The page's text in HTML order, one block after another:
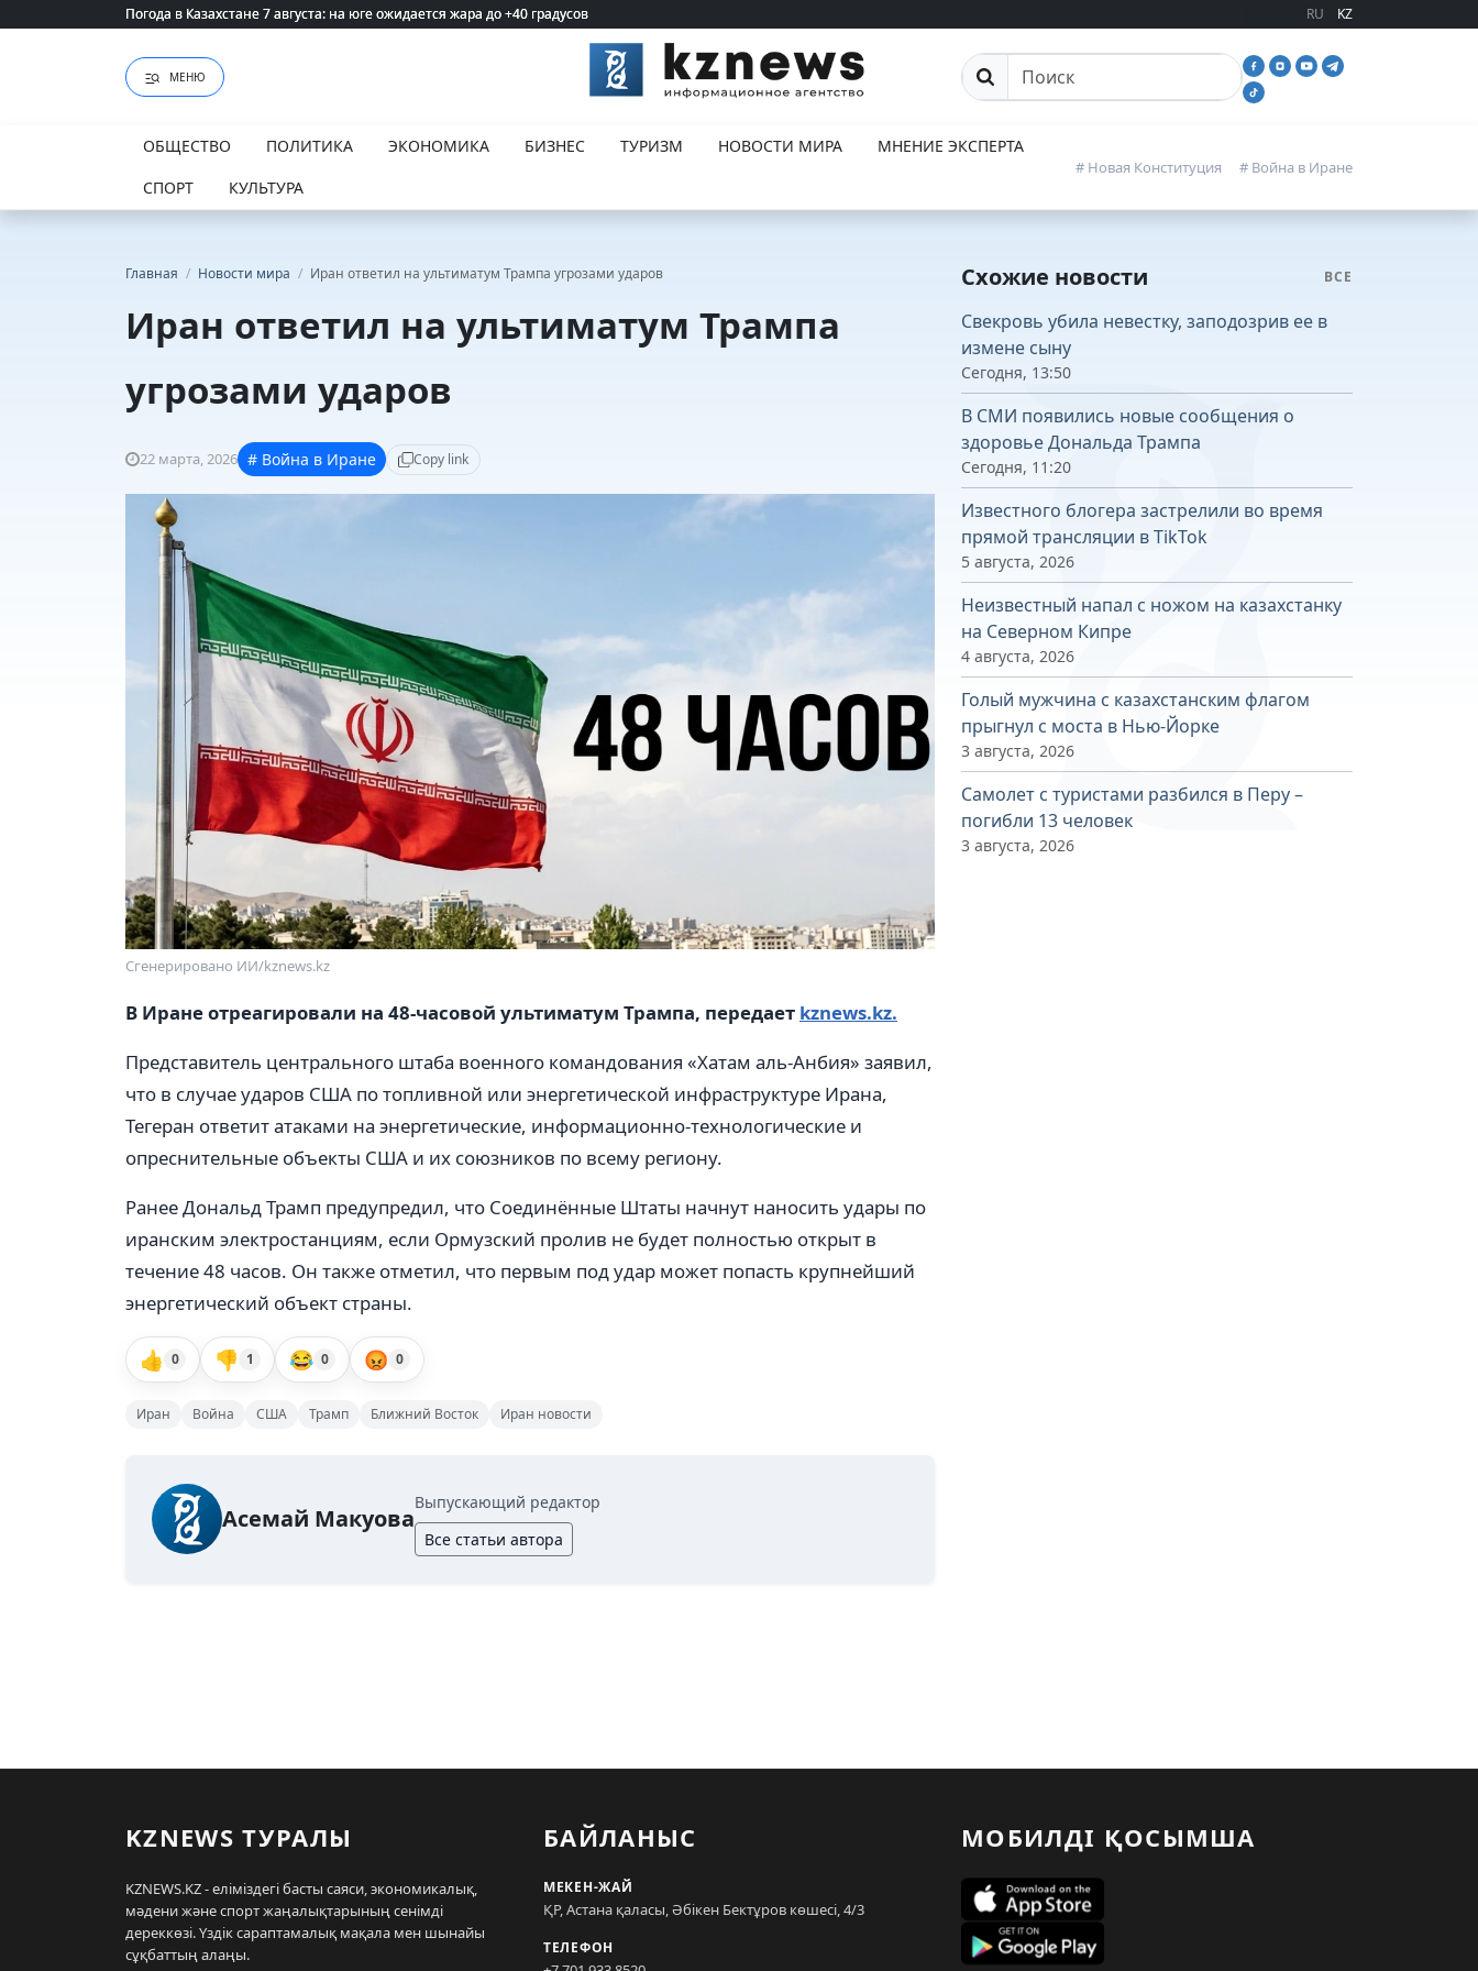
Погода в Казахстане 7 августа: на юге ожидается жара до +40 градусов
Погода в Казахстане 7 августа: на юге ожидается жара до +40 градусов RU KZ
МЕНЮ Поиск
ОБЩЕСТВО ПОЛИТИКА ЭКОНОМИКА БИЗНЕС ТУРИЗМ НОВОСТИ МИРА
МНЕНИЕ ЭКСПЕРТА
СПОРТ
КУЛЬТУРА
# Новая Конституция # Война в Иране
Главная / Новости мира / Иран ответил на ультиматум Трампа угрозами ударов
Иран ответил на ультиматум Трампа
угрозами ударов
22 марта, 2026 # Война в Иране Copy link
Сгенерировано ИИ/kznews.kz
В Иране отреагировали на 48-часовой ультиматум Трампа, передает kznews.kz.
Представитель центрального штаба военного командования «Хатам аль-Анбия» заявил,
что в случае ударов США по топливной или энергетической инфраструктуре Ирана,
Тегеран ответит атаками на энергетические, информационно-технологические и
опреснительные объекты США и их союзников по всему региону.
Ранее Дональд Трамп предупредил, что Соединённые Штаты начнут наносить удары по
иранским электростанциям, если Ормузский пролив не будет полностью открыт в
течение 48 часов. Он также отметил, что первым под удар может попасть крупнейший
энергетический объект страны.
👍 0 👎 1 😂 0 😡 0
Иран Война США Трамп Ближний Восток Иран новости
Асемай Макуова
Выпускающий редактор
Все статьи автора
Схожие новости ВСЕ
Свекровь убила невестку, заподозрив ее в
измене сыну
Сегодня, 13:50
В СМИ появились новые сообщения о
здоровье Дональда Трампа
Сегодня, 11:20
Известного блогера застрелили во время
прямой трансляции в TikTok
5 августа, 2026
Неизвестный напал с ножом на казахстанку
на Северном Кипре
4 августа, 2026
Голый мужчина с казахстанским флагом
прыгнул с моста в Нью-Йорке
3 августа, 2026
Самолет с туристами разбился в Перу –
погибли 13 человек
3 августа, 2026
KZNEWS ТУРАЛЫ
KZNEWS.KZ - еліміздегі басты саяси, экономикалық,
мәдени және спорт жаңалықтарының сенімді
дереккөзі. Үздік сараптамалық мақала мен шынайы
сұқбаттың алаңы.
БАЙЛАНЫС
МЕКЕН-ЖАЙ
ҚР, Астана қаласы, Әбікен Бектұров көшесі, 4/3
ТЕЛЕФОН
МОБИЛДІ ҚОСЫМША